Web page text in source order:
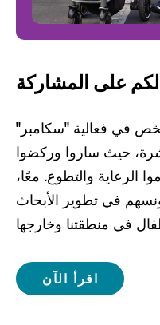
أكثر من 2500 شخص في فعالية "سكامبر"
حيث ساروا وركضوا
الرعاية والتطوع. معًا،
في تطوير الأبحاث
اقرأ الآن